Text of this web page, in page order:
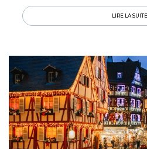
qu’il...
LIRE LA SUITE